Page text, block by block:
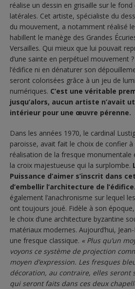
réalise un dessin en grisaille sur le fond
latérales. Cet artiste, spécialiste du
du mouvement, a notamment réalisé
habillent le manège des Grandes
Versailles. Qui mieux que lui pouvait
d’une sainte en perpétuel mouvement
l’édifice ni en dénaturer son
seront colorisées grâce à un jeu de
numériques. C’est une véritable
jusqu’alors, aucun artiste n’avait
intérieur pour une œuvre pérenne.
Dans les années 1970, le cardinal
paroisse, avait fait le choix de confier
réalisation de la fresque
la croix majestueuse qui la surplombe.
Puissance d’aimer s’inscrit dans
d’embellir l’architecture de l’édifice.
également l’anachronisme sur lequel
ont toujours joué. Fidèle à son
le choix d’une architecture byzantine
matériaux modernes. Aujourd’hui,
une fresque classique. « Plus qu’un
voyons ce système de projection
moyen d’expression. Les fresques
décoration, au contraire, elles seront
qui seront faits dans ces deux